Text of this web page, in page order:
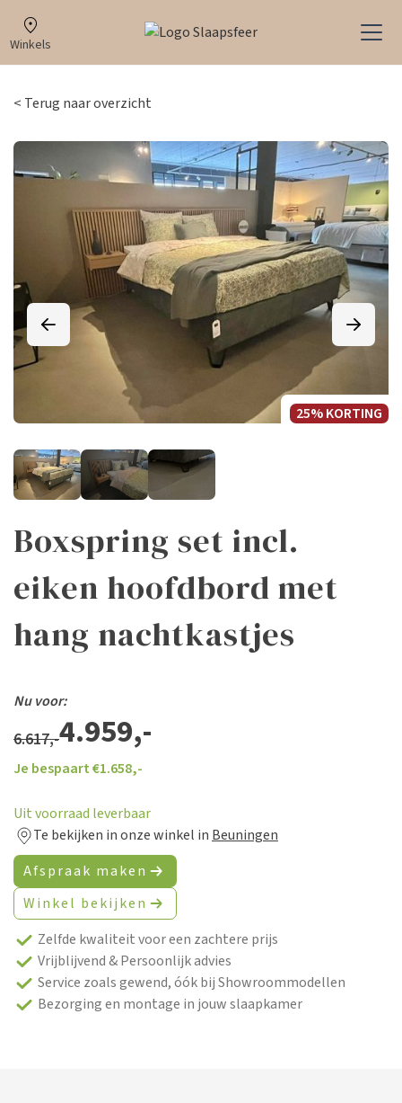
Winkels
< Terug naar overzicht
25% KORTING
Boxspring set incl.
eiken hoofdbord met
hang nachtkastjes
Nu voor:
6.617,-4.959,-
Je bespaart €1.658,-
Uit voorraad leverbaar
Te bekijken in onze winkel in Beuningen
Afspraak maken
Winkel bekijken
Zelfde kwaliteit voor een zachtere prijs
Vrijblijvend & Persoonlijk advies
Service zoals gewend, óók bij Showroommodellen
Bezorging en montage in jouw slaapkamer